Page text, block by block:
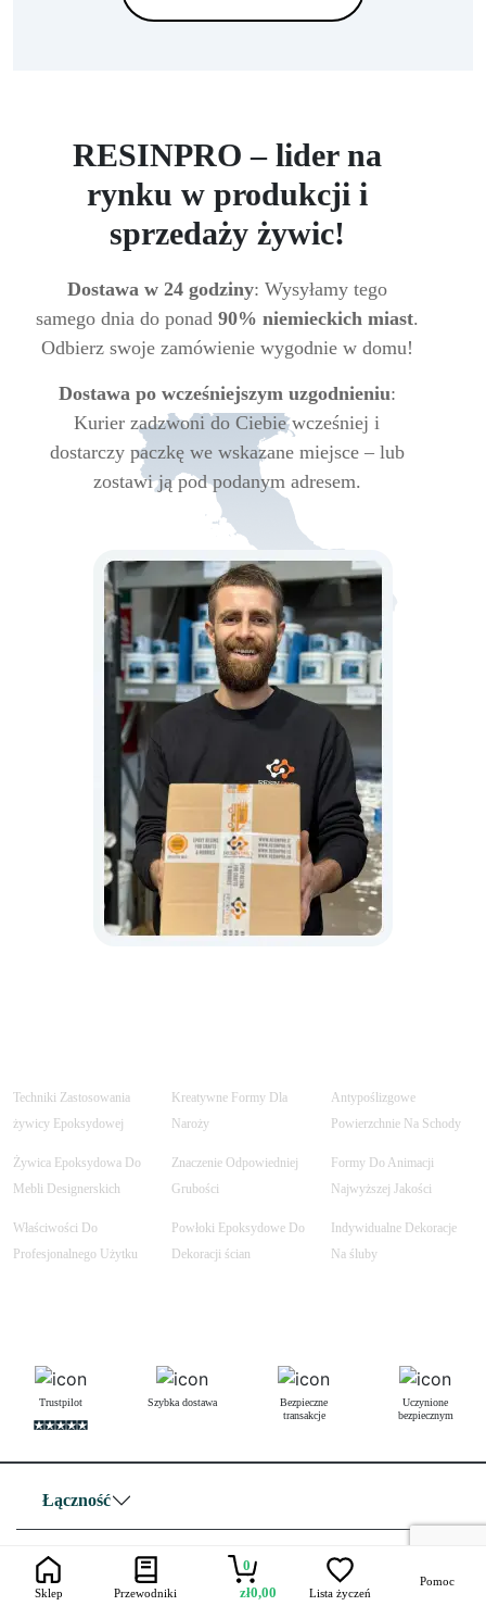
RESINPRO – lider na
rynku w produkcji i
sprzedaży żywic!
Dostawa w 24 godziny: Wysyłamy tego
samego dnia do ponad 90% niemieckich miast.
Odbierz swoje zamówienie wygodnie w domu!
Dostawa po wcześniejszym uzgodnieniu:
Kurier zadzwoni do Ciebie wcześniej i
dostarczy paczkę we wskazane miejsce – lub
zostawi ją pod podanym adresem.
Techniki Zastosowania
żywicy Epoksydowej
Kreatywne Formy Dla
Naroży
Antypoślizgowe
Powierzchnie Na Schody
Żywica Epoksydowa Do
Mebli Designerskich
Znaczenie Odpowiedniej
Grubości
Formy Do Animacji
Najwyższej Jakości
Właściwości Do
Profesjonalnego Użytku
Powłoki Epoksydowe Do
Dekoracji ścian
Indywidualne Dekoracje
Na śluby
Trustpilot Szybka dostawa
Bezpieczne
transakcje
Uczynione
bezpiecznym
Łączność
Przydatne linki
Sklep Przewodniki
0
zł0,00 Lista życzeń
Pomoc